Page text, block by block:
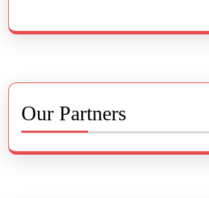
Our Partners